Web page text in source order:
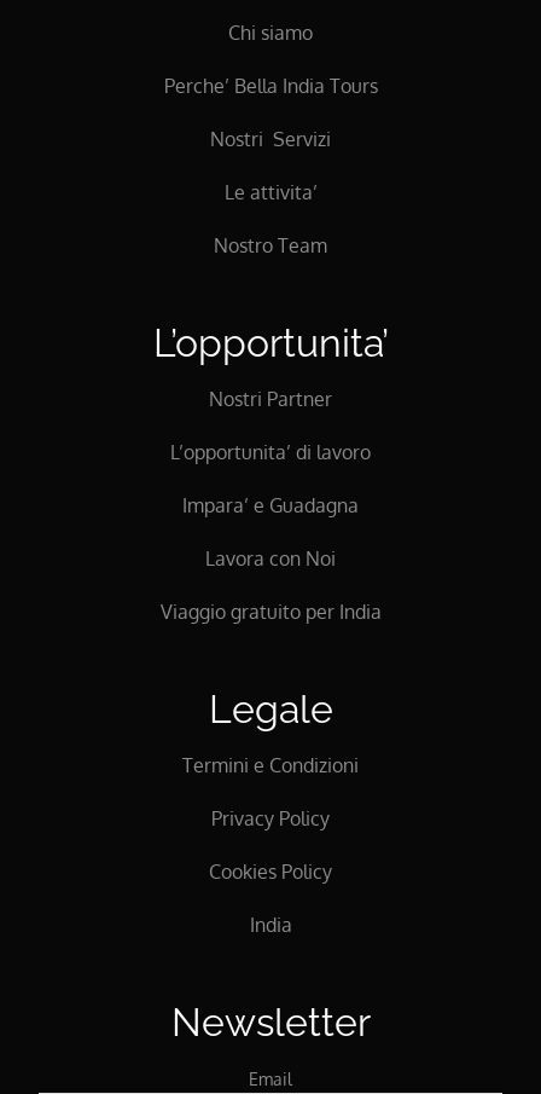
Chi siamo
Perche’ Bella India Tours
Nostri Servizi
Le attivita’
Nostro Team
L’opportunita’
Nostri Partner
L’opportunita’ di lavoro
Impara’ e Guadagna
Lavora con Noi
Viaggio gratuito per India
Legale
Termini e Condizioni
Privacy Policy
Cookies Policy
India
Newsletter
Email